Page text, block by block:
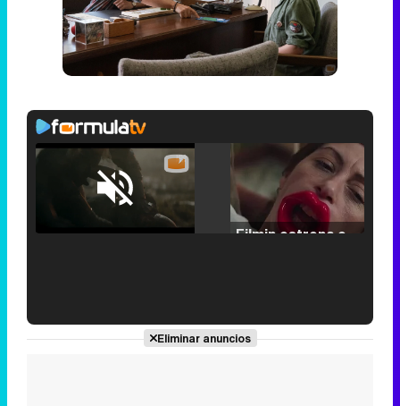
Unmute /
Loaded:
25.30%
'120 Minutos' celebra sus 2.000 programas en Telemadrid con un vídeo del día a día en la redacción
Eliminar anuncios